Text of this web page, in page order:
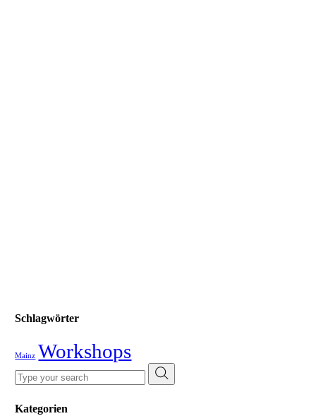
Schlagwörter
Mainz Workshops
Search
for:
Kategorien